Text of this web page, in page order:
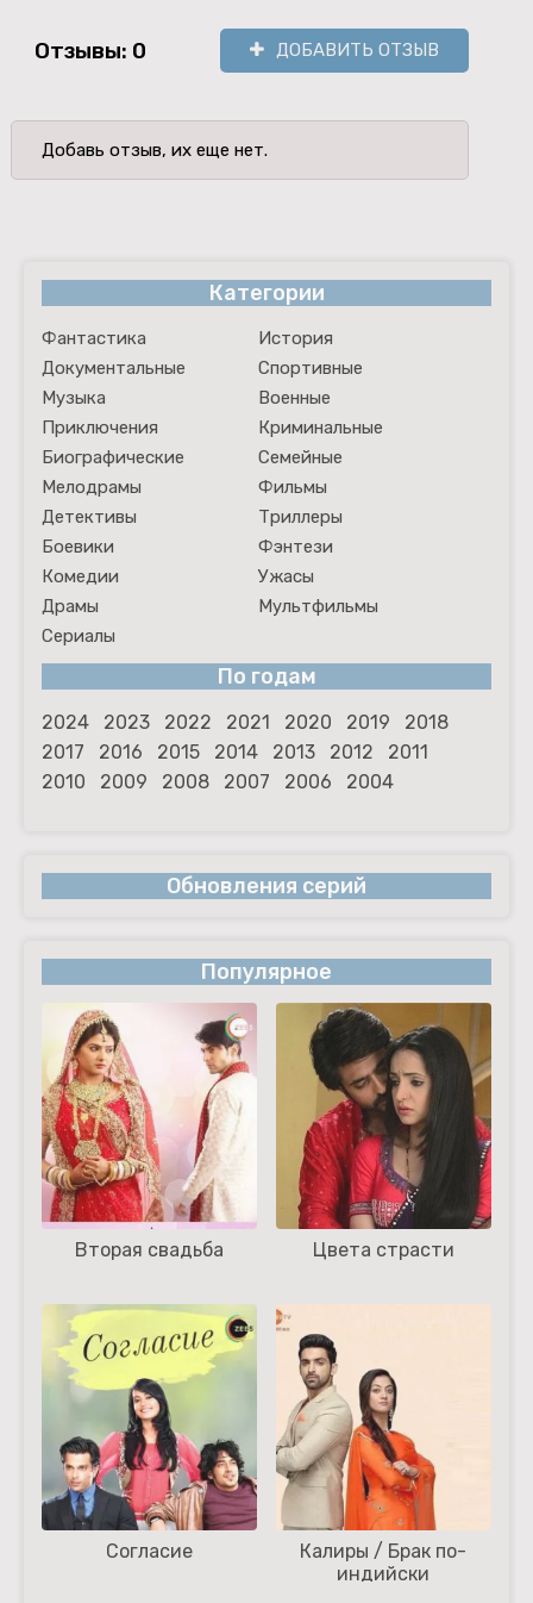
Отзывы: 0 ДОБАВИТЬ ОТЗЫВ
Добавь отзыв, их еще нет.
Категории
Фантастика
История
Документальные
Спортивные
Музыка
Военные
Приключения
Криминальные
Биографические
Семейные
Мелодрамы
Фильмы
Детективы
Триллеры
Боевики
Фэнтези
Комедии
Ужасы
Драмы
Мультфильмы
Сериалы
По годам
2024 2023 2022 2021 2020 2019
2018
2017
2016 2015 2014 2013 2012
2011
2010
2009 2008 2007 2006 2004
Обновления серий
Популярное
Вторая свадьба Цвета страсти
Согласие
Калиры / Брак по-
индийски